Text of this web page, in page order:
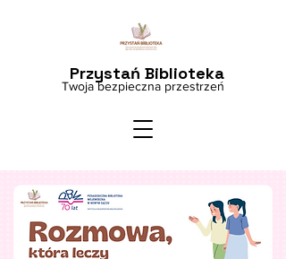
Twoja bezpieczna przestrzeń
Przystań Biblioteka